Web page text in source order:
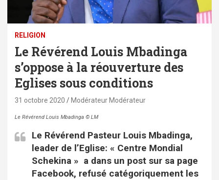
RELIGION
Le Révérend Louis Mbadinga
s’oppose à la réouverture des
Eglises sous conditions
31 octobre 2020 Modérateur Modérateur
Le Révérend Louis Mbadinga © LM
Le Révérend Pasteur Louis Mbadinga,
leader de l’Eglise: « Centre Mondial
Schekina » a dans un post sur sa page
Facebook, refusé catégoriquement les